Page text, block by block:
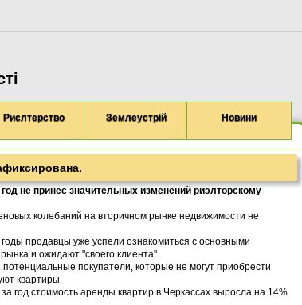
Риєлтерство Землеустрій Новини
не принес значительных изменений риэлторскому
колебаний на вторичном рынке недвижимости не
продавцы уже успели ознакомиться с основными
и ожидают "своего клиента".
покупатели, которые не могут приобрести
квартиры.
за год стоимость аренды квартир в Черкассах выросла на 14%.